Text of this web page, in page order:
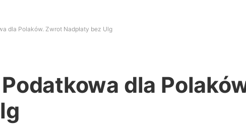
dla Polaków. Zwrot Nadpłaty bez Ulg
dla